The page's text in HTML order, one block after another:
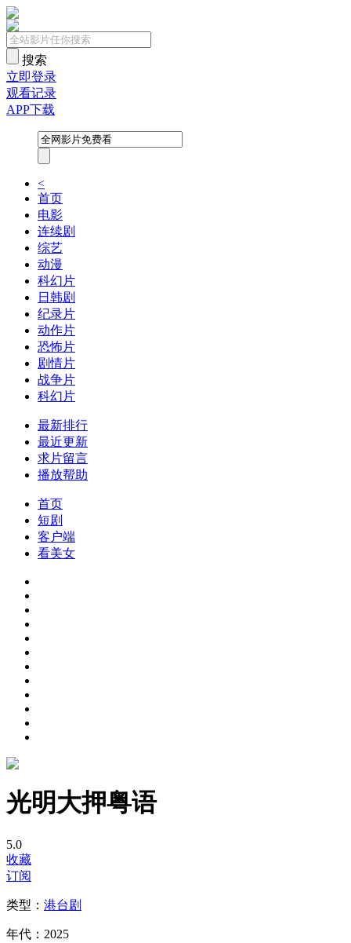
搜索
立即登录
观看记录
APP下载
<
首页
电影
连续剧
综艺
动漫
科幻片
日韩剧
纪录片
动作片
恐怖片
剧情片
战争片
科幻片
最新排行
最近更新
求片留言
播放帮助
首页
短剧
客户端
看美女
光明大押粤语
5.0
收藏
订阅
类型： 港台剧
年代： 2025